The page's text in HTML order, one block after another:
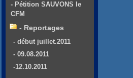
- Pétition SAUVONS le
CFM
- Reportages
- début juillet.2011
- 09.08.2011
-12.10.2011